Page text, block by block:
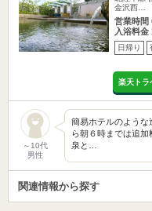
金沢西…
営業時間
入浴料金
日帰り
楽天トラ
～10代
男性
簡易ホテルのような
ら朝６時までは追
泉と…
関連情報から探す